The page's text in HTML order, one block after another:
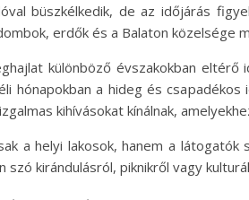
büszkélkedik, de az időjárás
erdők és a Balaton közelsége
különböző évszakokban
hónapokban a hideg és
kihívásokat kínálnak,
a helyi lakosok, hanem a
kirándulásról, piknikről vagy